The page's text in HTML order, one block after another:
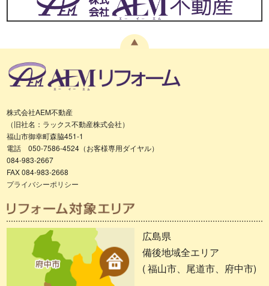
株式会社AEM不動産
（旧社名：ラックス不動産株式会社）
福山市御幸町森脇451-1
電話 050-7586-4524（お客様専用ダイヤル）
084-983-2667
FAX 084-983-2668
プライバシーポリシー
広島県
備後地域全エリア
( 福山市、尾道市、府中市)